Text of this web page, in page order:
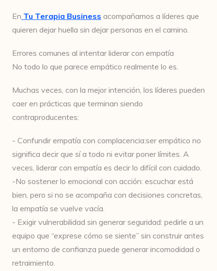
En Tu Terapia Business acompañamos a líderes que
quieren dejar huella sin dejar personas en el camino.
Errores comunes al intentar liderar con empatía
No todo lo que parece empático realmente lo es.
Muchas veces, con la mejor intención, los líderes pueden
caer en prácticas que terminan siendo
contraproducentes:
- Confundir empatía con complacencia:ser empático no
significa decir que sí a todo ni evitar poner límites. A
veces, liderar con empatía es decir lo difícil con cuidado.
-No sostener lo emocional con acción: escuchar está
bien, pero si no se acompaña con decisiones concretas,
la empatía se vuelve vacía.
- Exigir vulnerabilidad sin generar seguridad: pedirle a un
equipo que “exprese cómo se siente” sin construir antes
un entorno de confianza puede generar incomodidad o
retraimiento.